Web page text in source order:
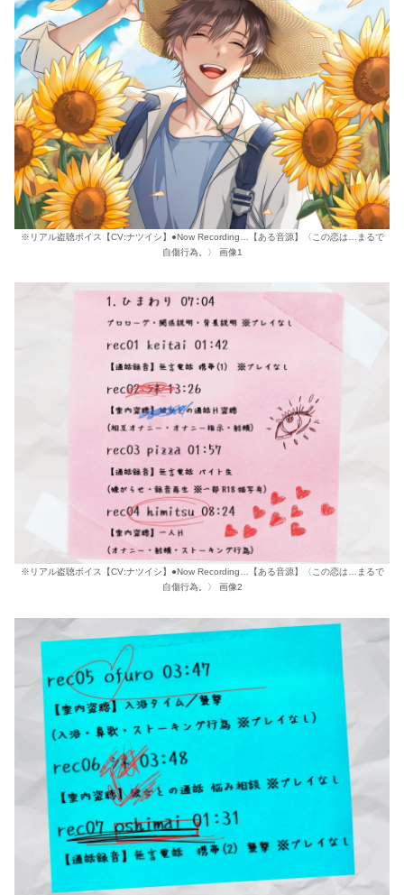
※リアル盗聴ボイス【CV:ナツイシ】●Now Recording…【ある音源】〈この恋は…まるで
自傷行為。〉 画像1
※リアル盗聴ボイス【CV:ナツイシ】●Now Recording…【ある音源】〈この恋は…まるで
自傷行為。〉 画像2